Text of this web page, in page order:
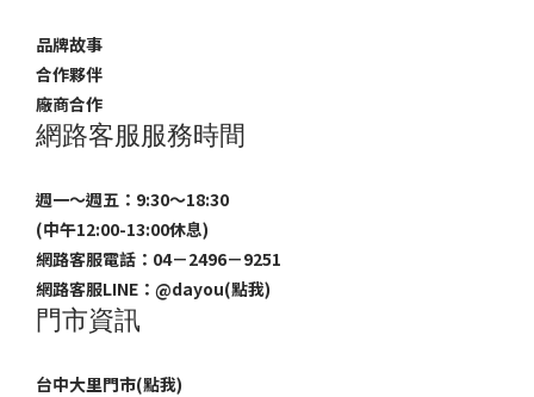
品牌故事
合作夥伴
廠商合作
網路客服服務時間
週一～週五：9:30～18:30
(中午12:00-13:00休息)
網路客服電話：04－2496－9251
網路客服LINE： @dayou(點我)
門市資訊
台中大里門市(點我)